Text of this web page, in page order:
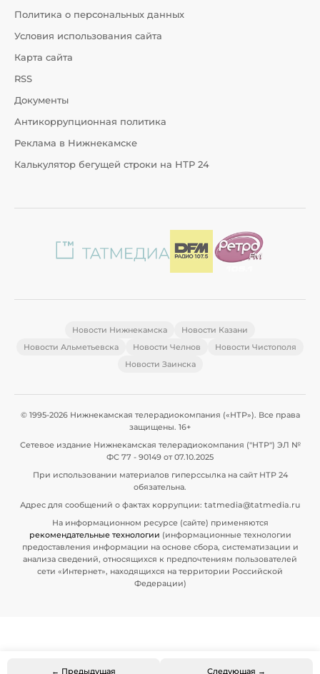
← Предыдущая Следующая →
Политика о персональных данных
Условия использования сайта
Карта сайта
RSS
Документы
Антикоррупционная политика
Реклама в Нижнекамске
Калькулятор бегущей строки на НТР 24
Новости Нижнекамска
Новости Казани
Новости Альметьевска
Новости Челнов
Новости Чистополя
Новости Заинска
© 1995-2026 Нижнекамская телерадиокомпания («НТР»). Все права
защищены. 16+
Сетевое издание Нижнекамская телерадиокомпания ("НТР") ЭЛ №
ФС 77 - 90149 от 07.10.2025
При использовании материалов гиперссылка на сайт НТР 24
обязательна.
Адрес для сообщений о фактах коррупции: tatmedia@tatmedia.ru
На информационном ресурсе (сайте) применяются
рекомендательные технологии (информационные технологии
предоставления информации на основе сбора, систематизации и
анализа сведений, относящихся к предпочтениям пользователей
сети «Интернет», находящихся на территории Российской
Федерации)